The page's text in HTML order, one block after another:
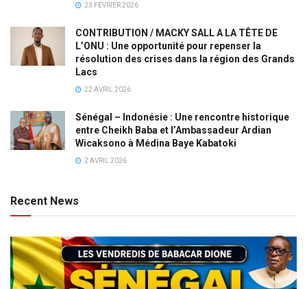
23 FÉVRIER 2026
CONTRIBUTION / MACKY SALL A LA TÊTE DE
L’ONU : Une opportunité pour repenser la
résolution des crises dans la région des Grands
Lacs
22 AVRIL 2026
Sénégal – Indonésie : Une rencontre historique
entre Cheikh Baba et l’Ambassadeur Ardian
Wicaksono à Médina Baye Kabatoki
2 AVRIL 2026
Recent News